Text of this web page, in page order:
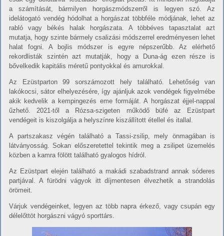
a számítását, bármilyen horgászmódszerről is legyen szó. Az
idelátogató vendég hódolhat a horgászat többféle módjának, lehet az
rabló vagy békés halak horgászata. A többéves tapasztalat azt
mutatja, hogy szinte bármely csalizási módszerrel eredményesen lehet
halat fogni. A bojlis módszer is egyre népszerűbb. Az elérhető
rekordlisták szintén azt mutatják, hogy a Duna-ág ezen része is
bővelkedik kapitális méretű pontyokkal és amurokkal.
Az Ezüstparton 99 sorszámozott hely található. Lehetőség van
lakókocsi, sátor elhelyezésére, így ajánljuk azok vendégek figyelmébe
akik kedvelik a kempingezés eme formáját. A horgászat éjjel-nappal
űzhető. 2021-től a Rózsa-szigeten működő büfé az Ezüstpart
vendégeit is kiszolgálja a helyszínre kiszállított étellel és itallal.
A partszakasz végén található a Tassi-zsilip, mely önmagában is
látványosság. Sokan előszeretettel tekintik meg a zsilipet üzemelés
közben a kamra fölött található gyalogos hídról.
Az Ezüstpart elején található a makádi szabadstrand annak sóderes
partjával. A fürödni vágyok itt díjmentesen élvezhetik a strandolás
örömeit.
Várjuk vendégeinket, legyen az több napra érkező, vagy csupán egy
délelőttöt horgászni vágyó sporttárs.